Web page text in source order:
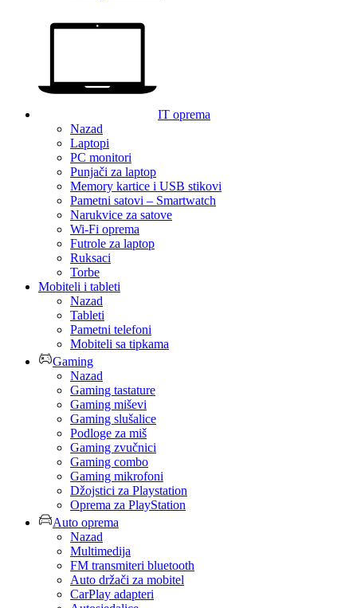
IT oprema
Nazad
Laptopi
PC monitori
Punjači za laptop
Memory kartice i USB stikovi
Pametni satovi – Smartwatch
Narukvice za satove
Wi-Fi oprema
Futrole za laptop
Ruksaci
Torbe
Mobiteli i tableti
Nazad
Tableti
Pametni telefoni
Mobiteli sa tipkama
Gaming
Nazad
Gaming tastature
Gaming miševi
Gaming slušalice
Podloge za miš
Gaming zvučnici
Gaming combo
Gaming mikrofoni
Džojstici za Playstation
Oprema za PlayStation
Auto oprema
Nazad
Multimedija
FM transmiteri bluetooth
Auto držači za mobitel
CarPlay adapteri